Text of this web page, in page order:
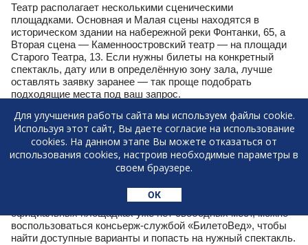
Театр располагает несколькими сценическими
площадками. Основная и Малая сцены находятся в
историческом здании на набережной реки Фонтанки, 65, а
Вторая сцена — Каменноостровский театр — на площади
Старого Театра, 13. Если нужны билеты на конкретный
спектакль, дату или в определённую зону зала, лучше
оставлять заявку заранее — так проще подобрать
подходящие места под ваш запрос.
Где купить билеты в БДТ имени Г. А.
Товстоногова
Билеты в БДТ пользуются высоким спросом, особенно на
премьеры, спектакли с участием известных артистов,
фестивальные программы, гастрольные проекты и
знаковые постановки текущего репертуара. Если на
официальных площадках уже нет свободных мест, можно
воспользоваться консьерж-службой «БилетоВед», чтобы
найти доступные варианты и попасть на нужный спектакль.
Для улучшения работы сайта мы используем файлы cookie.
Используя этот сайт, Вы даете согласие на использование
cookies. На данном этапе Вы можете отказаться от
использования cookies, настроив необходимые параметры в
своем браузере.
ОК